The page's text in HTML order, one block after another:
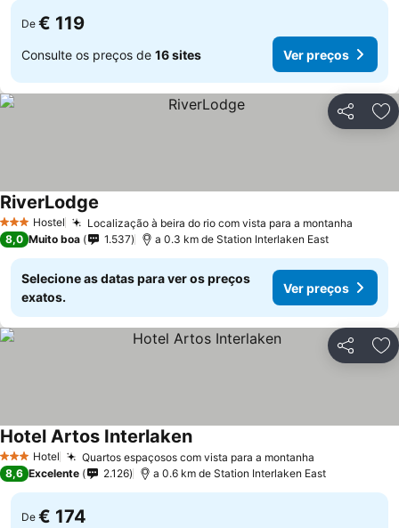
De € 119
Consulte os preços de 16 sites Ver preços
Partilhar
3 EstrelasHostel Localização à beira do rio com vista para a montanha
RiverLodge
8,0 Muito boa 1.537 a 0.3 km de Station Interlaken East
Selecione as datas para ver os preços
exatos.
Ver preços
Partilhar
3 EstrelasHotel Quartos espaçosos com vista para a montanha
Hotel Artos Interlaken
8,6 Excelente 2.126 a 0.6 km de Station Interlaken East
De € 174